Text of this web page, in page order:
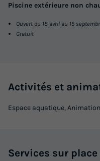
Piscine extérieure non
Ouvert du 18 avril au 15
Gratuit
Activités et
Espace aquatique,
Services sur